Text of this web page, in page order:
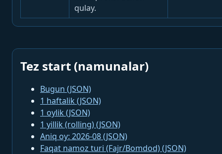
qulay.
Tez start (namunalar)
Bugun (JSON)
1 haftalik (JSON)
1 oylik (JSON)
1 yillik (rolling) (JSON)
Aniq oy: 2026-08 (JSON)
Faqat namoz turi (Fajr/Bomdod) (JSON)